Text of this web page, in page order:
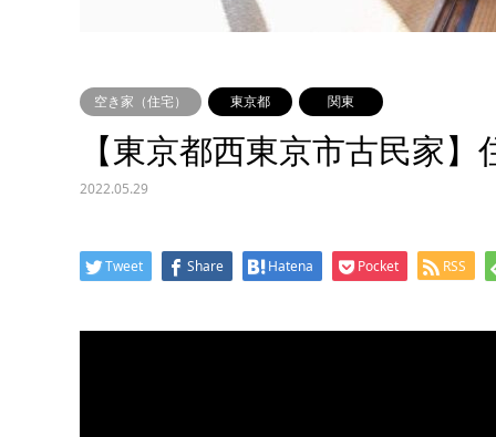
空き家（住宅） 東京都 関東
【東京都西東京市古民家
2022.05.29
Tweet Share Hatena Pocket RSS